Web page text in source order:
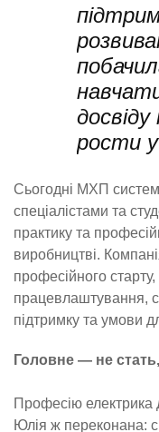
рости у
Сьогодні МХП
спеціалістами та
практику та
виробництві.
професійного
працевлаштування,
підтримку та умови
Головне — не
Професію електрика
Юлія ж переконана: